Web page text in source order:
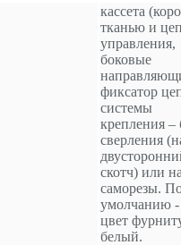
кассета
тканью и
управления,
боковые
фиксатор
системы
крепления –
сверления
скотч) или
саморезы.
умолчанию -
цвет
белый.